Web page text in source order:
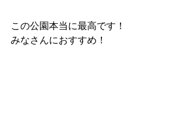
この公園本当に最高です！
みなさんにおすすめ！